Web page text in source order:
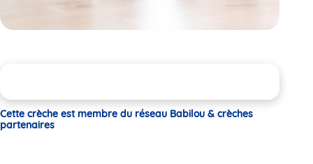
Cette crèche est membre du réseau Babilou & crèches
partenaires